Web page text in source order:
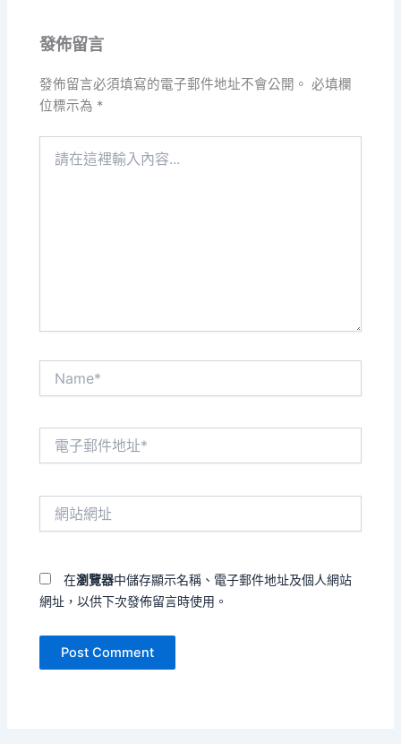
發佈留言
發佈留言必須填寫的電子郵件地址不會公開。 必填欄
位標示為 *
在瀏覽器中儲存顯示名稱、電子郵件地址及個人網站
網址，以供下次發佈留言時使用。